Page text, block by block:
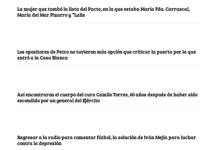
La mujer que tumbó la lista del Pacto, en la que estaba María Fda. Carrascal,
María del Mar Pizarro y “Lalis
Los opositores de Petro no tuvieron más opción que criticar la puerta por la que
entró a la Casa Blanca
Así encontraron el cuerpo del cura Camilo Torres, 60 años después de haber sido
escondido por un general del Ejército
Regresar a la radio para comentar fútbol, la solución de Iván Mejía para luchar
contra la depresión